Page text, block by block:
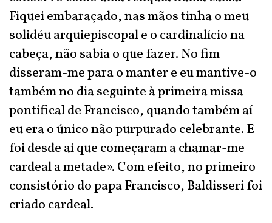
Fiquei embaraçado, nas mãos tinha o meu
solidéu arquiepiscopal e o cardinalício na
cabeça, não sabia o que fazer. No fim
disseram-me para o manter e eu mantive-o
também no dia seguinte à primeira missa
pontifical de Francisco, quando também aí
eu era o único não purpurado celebrante. E
foi desde aí que começaram a chamar-me
cardeal a metade». Com efeito, no primeiro
consistório do papa Francisco, Baldisseri foi
criado cardeal.